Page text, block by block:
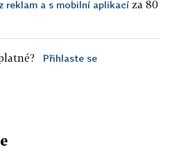
reklam a s mobilní aplikací za 80
Přihlaste se